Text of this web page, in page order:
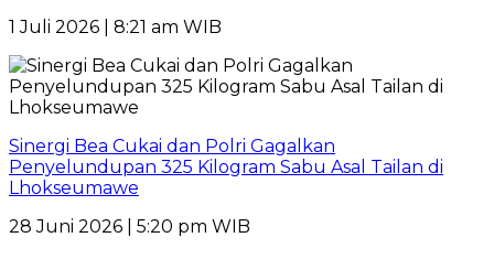
1 Juli 2026 | 8:21 am WIB
Sinergi Bea Cukai dan Polri Gagalkan
Penyelundupan 325 Kilogram Sabu Asal Tailan di
Lhokseumawe
28 Juni 2026 | 5:20 pm WIB